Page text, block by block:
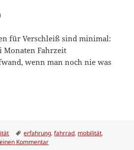
für Verschleiß sind minimal:
Monaten Fahrzeit
wenn man noch nie was
Schlagwörter
erfahrung,fahrrad, mobilität,
Kommentarzu Das Leid mit dem Verschleiß